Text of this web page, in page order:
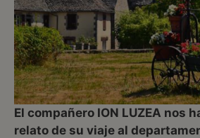
El compañero ION LUZEA nos
relato de su viaje al